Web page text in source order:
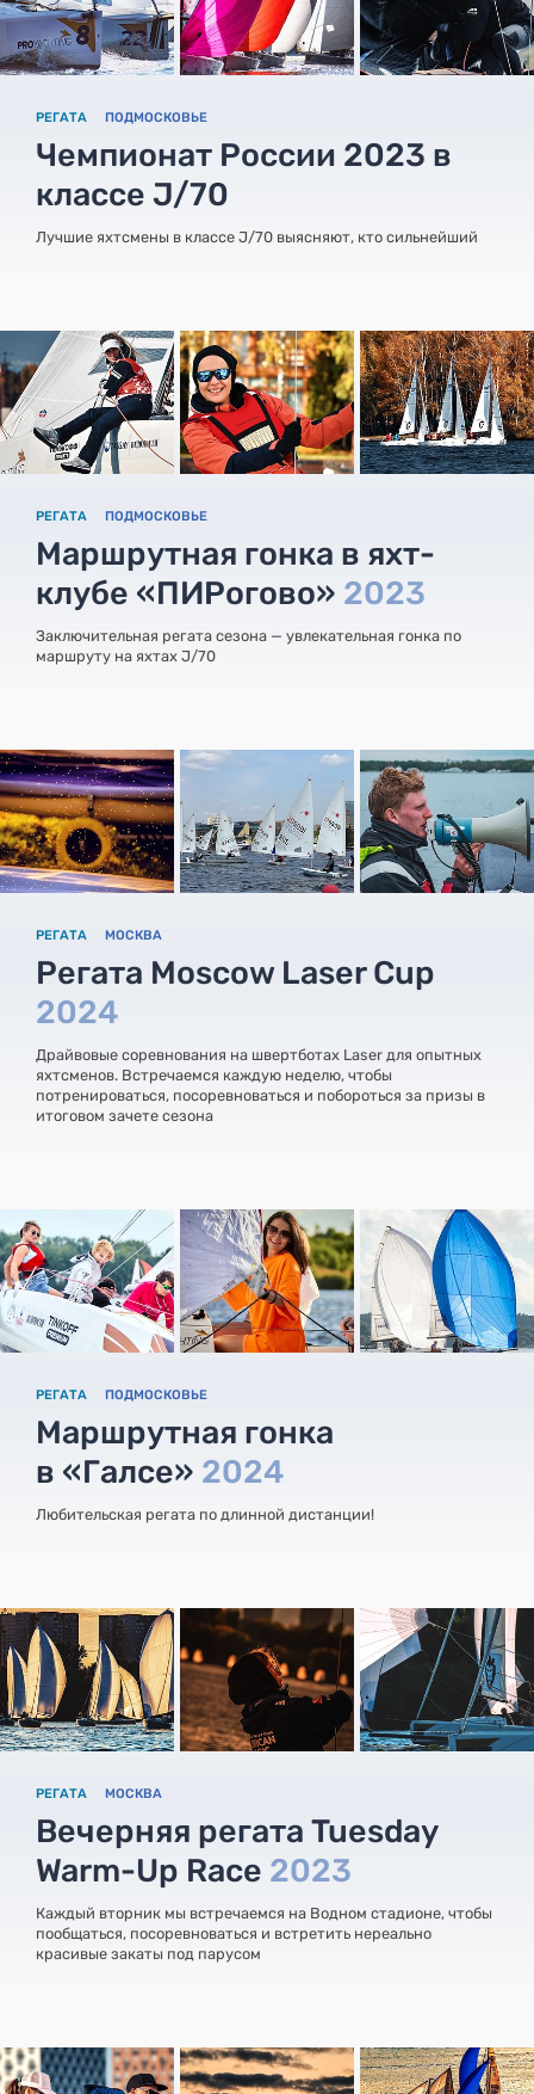
РЕГАТА ПОДМОСКОВЬЕ
Чемпионат России 2023 в
классе J/70
Лучшие яхтсмены в классе J/70 выясняют, кто сильнейший
РЕГАТА ПОДМОСКОВЬЕ
Маршрутная гонка в яхт-
клубе «ПИРогово» 2023
Заключительная регата сезона — увлекательная гонка по
маршруту на яхтах J/70
РЕГАТА МОСКВА
Регата Moscow Laser Cup
2024
Драйвовые соревнования на швертботах Laser для опытных
яхтсменов. Встречаемся каждую неделю, чтобы
потренироваться, посоревноваться и побороться за призы в
итоговом зачете сезона
РЕГАТА ПОДМОСКОВЬЕ
Маршрутная гонка
в «Галсе» 2024
Любительская регата по длинной дистанции!
РЕГАТА МОСКВА
Вечерняя регата Tuesday
Warm-Up Race 2023
Каждый вторник мы встречаемся на Водном стадионе, чтобы
пообщаться, посоревноваться и встретить нереально
красивые закаты под парусом